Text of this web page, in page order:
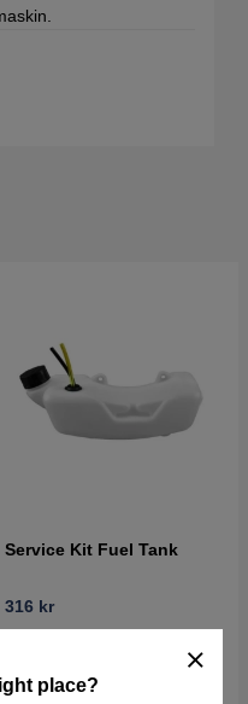
place?
Service Kit Fuel Tank
316 kr